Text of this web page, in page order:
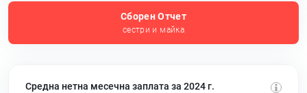
Сборен Отчет
сестри и майка
Средна нетна месечна заплата за 2024 г.